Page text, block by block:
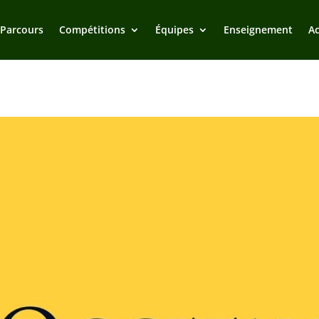
Compétitions Équipes Enseignement